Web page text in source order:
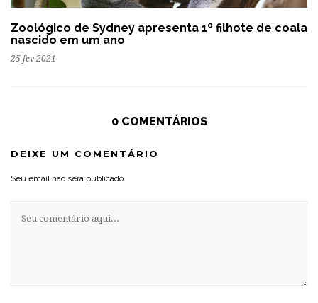
Zoológico de Sydney apresenta 1º filhote de coala
nascido em um ano
25 fev 2021
0 COMENTÁRIOS
DEIXE UM COMENTÁRIO
Seu email não será publicado.